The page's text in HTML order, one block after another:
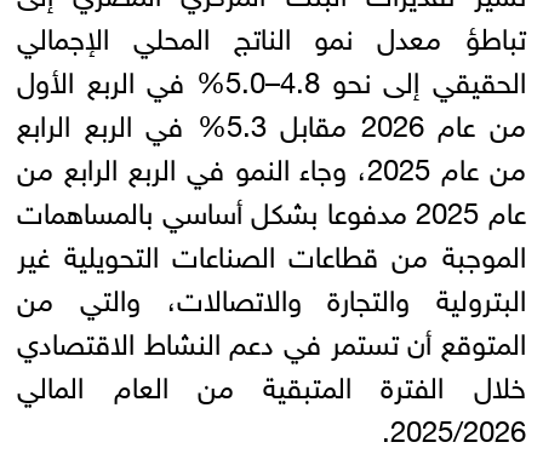
تباطؤ معدل نمو الناتج المحلي الإجمالي
الحقيقي إلى نحو 4.8–5.0% في الربع الأول
من عام 2026 مقابل 5.3% في الربع الرابع
من عام 2025، وجاء النمو في الربع الرابع من
عام 2025 مدفوعا بشكل أساسي بالمساهمات
الموجبة من قطاعات الصناعات التحويلية غير
البترولية والتجارة والاتصالات، والتي من
المتوقع أن تستمر في دعم النشاط الاقتصادي
خلال الفترة المتبقية من العام المالي
2025/2026.